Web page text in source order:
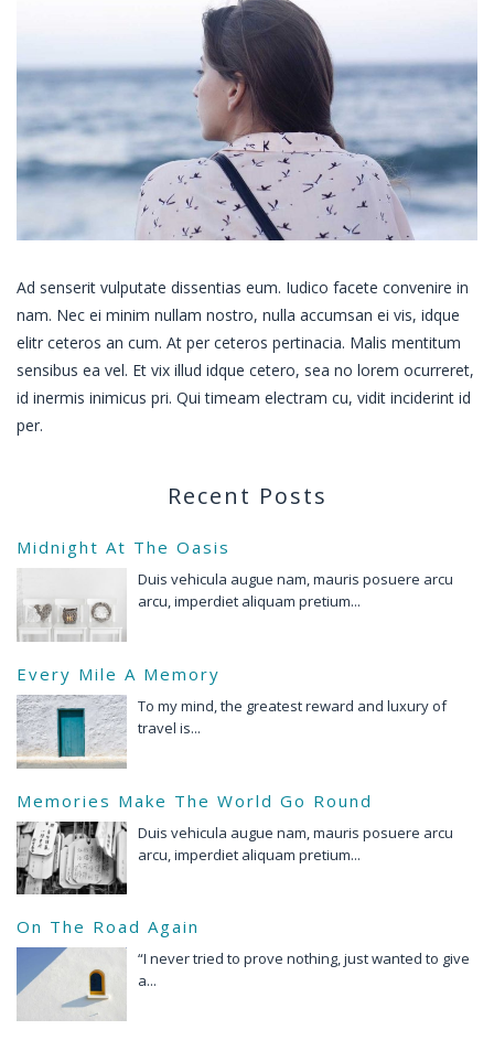
Ad senserit vulputate dissentias eum. Iudico facete convenire in
nam. Nec ei minim nullam nostro, nulla accumsan ei vis, idque
elitr ceteros an cum. At per ceteros pertinacia. Malis mentitum
sensibus ea vel. Et vix illud idque cetero, sea no lorem ocurreret,
id inermis inimicus pri. Qui timeam electram cu, vidit inciderint id
per.
Recent Posts
Midnight At The Oasis
Duis vehicula augue nam, mauris posuere arcu
arcu, imperdiet aliquam pretium...
Every Mile A Memory
To my mind, the greatest reward and luxury of
travel is...
Memories Make The World Go Round
Duis vehicula augue nam, mauris posuere arcu
arcu, imperdiet aliquam pretium...
On The Road Again
“I never tried to prove nothing, just wanted to give
a...